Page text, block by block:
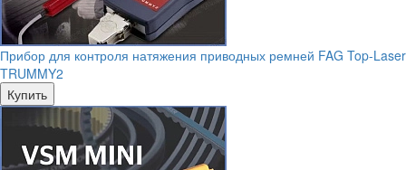
Прибор для контроля натяжения приводных ремней FAG Top-Laser
TRUMMY2
Купить